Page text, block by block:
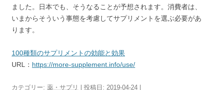
ました。日本でも、そうなることが予想されます。消費者は、
いまからそういう事態を考慮してサプリメントを選ぶ必要があ
ります。
100種類のサプリメントの効能と効果
URL： https://more-supplement.info/use/
カテゴリー: 薬・サプリ | 投稿日: 2019-04-24